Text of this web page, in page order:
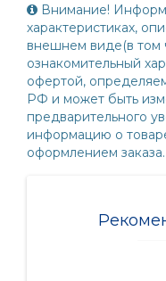
Внимание!
характеристиках,
внешнем виде(в том
ознакомительный
офертой,
РФ и может быть
предварительного
информацию о
оформлением заказа.